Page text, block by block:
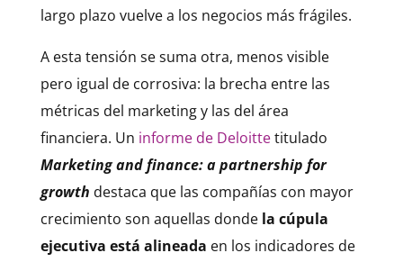
largo plazo vuelve a los negocios más frágiles.
A esta tensión se suma otra, menos visible
pero igual de corrosiva: la brecha entre las
métricas del marketing y las del área
financiera. Un informe de Deloittetitulado
Marketing and finance: a partnership for
growth destaca que las compañías con mayor
crecimiento son aquellas donde la cúpula
ejecutiva está alineada en los indicadores de